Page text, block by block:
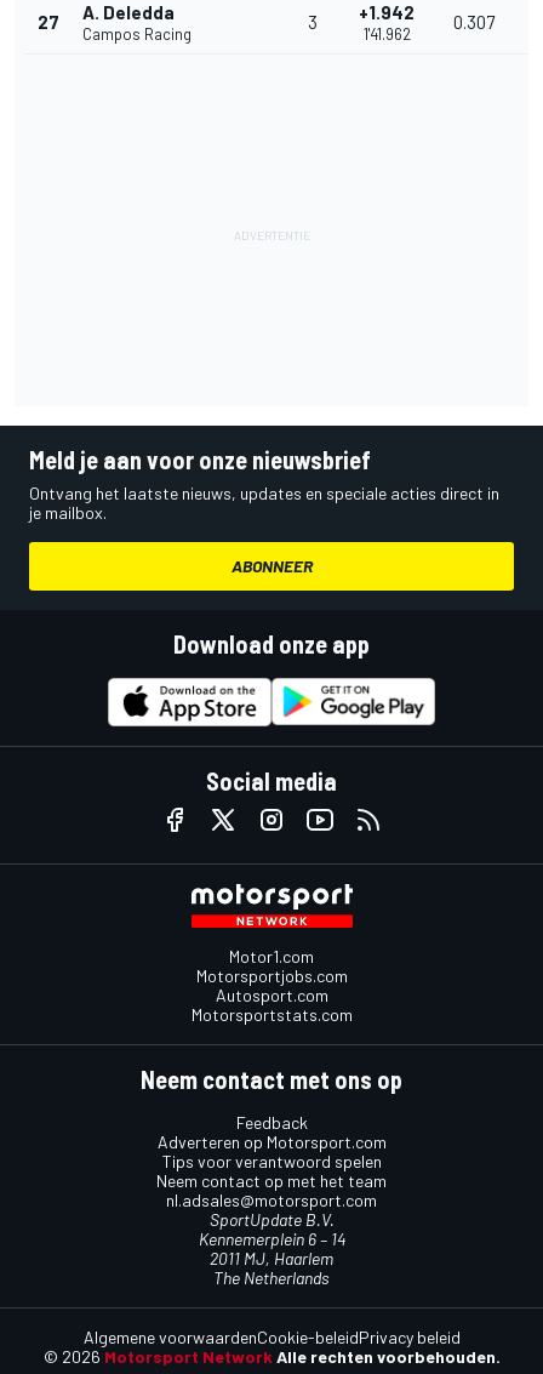
27 A. Deledda
Campos Racing
3 +1.942
1'41.962
0.307
Meld je aan voor onze nieuwsbrief
Ontvang het laatste nieuws, updates en speciale acties direct in
je mailbox.
ABONNEER
Download onze app
Social media
Motor1.com
Motorsportjobs.com
Autosport.com
Motorsportstats.com
Neem contact met ons op
Feedback
Adverteren op Motorsport.com
Tips voor verantwoord spelen
Neem contact op met het team
nl.adsales@motorsport.com
SportUpdate B.V.
Kennemerplein 6 – 14
2011 MJ, Haarlem
The Netherlands
© 2026 Motorsport Network Alle rechten voorbehouden.
Algemene voorwaardenCookie-beleidPrivacy beleid